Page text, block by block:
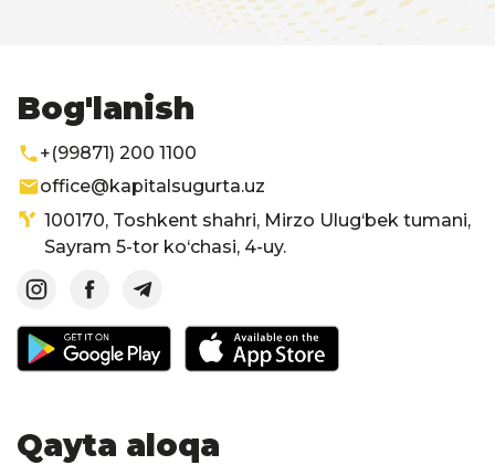
Bog'lanish
+(99871) 200 1100
office@kapitalsugurta.uz
100170, Toshkent shahri, Mirzo Ulug‘bek tumani,
Sayram 5-tor ko‘chasi, 4-uy.
Qayta aloqa